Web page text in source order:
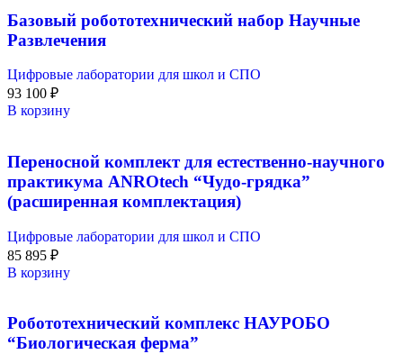
Базовый робототехнический набор Научные
Развлечения
Цифровые лаборатории для школ и СПО
93 100 ₽
В корзину
Переносной комплект для естественно-научного
практикума ANROtech “Чудо-грядка”
(расширенная комплектация)
Цифровые лаборатории для школ и СПО
85 895 ₽
В корзину
Робототехнический комплекс НАУРОБО
“Биологическая ферма”